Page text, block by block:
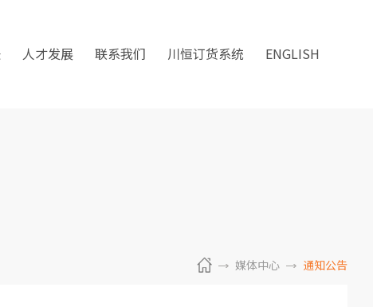
人才发展 联系我们 川恒订货系统 ENGLISH
媒体中心 通知公告